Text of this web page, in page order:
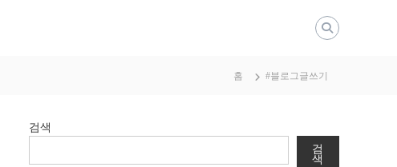
홈 #블로그글쓰기
검색
검
색